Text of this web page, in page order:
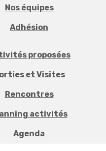
Nos équipes
Adhésion
proposées
et Visites
Rencontres
activités
Agenda